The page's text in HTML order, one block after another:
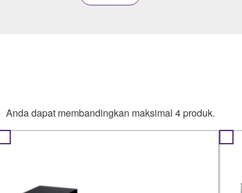
Anda dapat membandingkan maksimal 4 produk.